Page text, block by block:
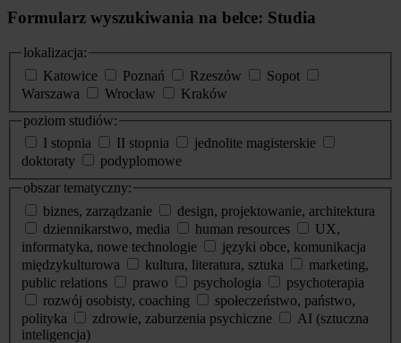
Formularz wyszukiwania na belce: Studia
lokalizacja:
Katowice
Poznań Rzeszów
Sopot
Warszawa
Wrocław
Kraków
poziom studiów:
I stopnia
II stopnia
jednolite magisterskie
doktoraty
podyplomowe
obszar tematyczny:
biznes, zarządzanie
design, projektowanie, architektura
dziennikarstwo, media
human resources
UX,
informatyka, nowe technologie
języki obce, komunikacja
międzykulturowa
kultura, literatura, sztuka
marketing,
public relations
prawo psychologia
psychoterapia
rozwój osobisty, coaching
społeczeństwo, państwo,
polityka
zdrowie, zaburzenia psychiczne
AI (sztuczna
inteligencja)